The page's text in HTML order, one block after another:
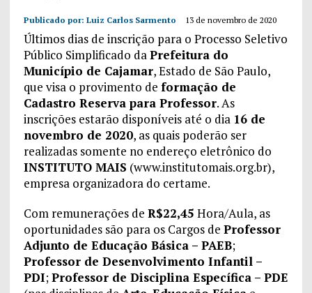
Publicado por: Luiz Carlos Sarmento 13 de novembro de 2020
Últimos dias de inscrição para o Processo Seletivo
Público Simplificado daPrefeitura do
Município de Cajamar, Estado de São Paulo,
que visa o provimento de formação de
Cadastro Reserva para Professor. As
inscrições estarão disponíveis até o dia 16 de
novembro de 2020, as quais poderão ser
realizadas somente no endereço eletrônico do
INSTITUTO MAIS (www.institutomais.org.br),
empresa organizadora do certame.
Com remunerações de R$22,45 Hora/Aula, as
oportunidades são para os Cargos de Professor
Adjunto de Educação Básica – PAEB;
Professor de Desenvolvimento Infantil –
PDI;Professor de Disciplina Específica – PDE